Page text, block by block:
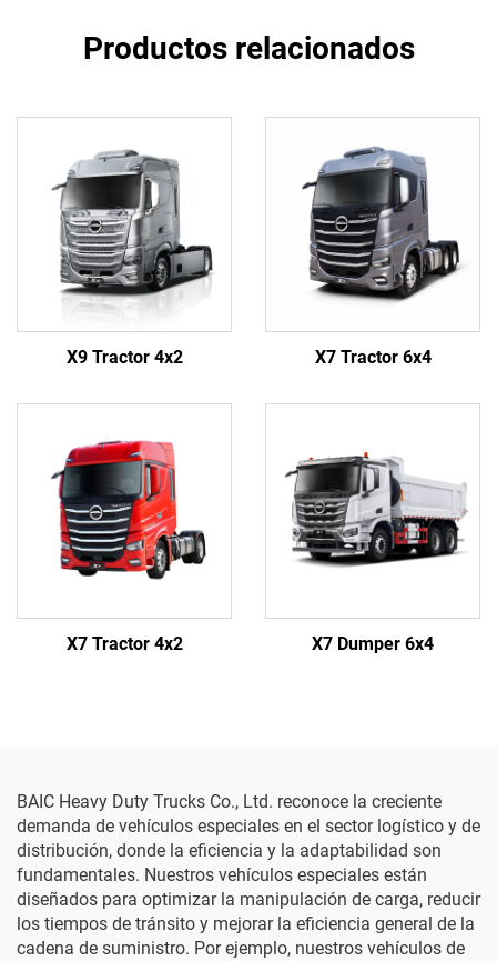
Productos relacionados
X9 Tractor 4x2 X7 Tractor 6x4
X7 Tractor 4x2 X7 Dumper 6x4
BAIC Heavy Duty Trucks Co., Ltd. reconoce la creciente
demanda de vehículos especiales en el sector logístico y de
distribución, donde la eficiencia y la adaptabilidad son
fundamentales. Nuestros vehículos especiales están
diseñados para optimizar la manipulación de carga, reducir
los tiempos de tránsito y mejorar la eficiencia general de la
cadena de suministro. Por ejemplo, nuestros vehículos de